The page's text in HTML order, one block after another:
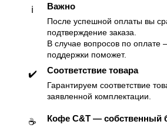
ℹ️ Важно
После успешной оплаты вы
подтверждение заказа.
В случае вопросов по
поддержки поможет.
✔️ Соответствие товара
Гарантируем соответствие
заявленной комплектации.
☕️ Кофе C&T — собственный